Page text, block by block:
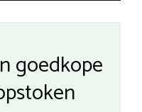
goedkope